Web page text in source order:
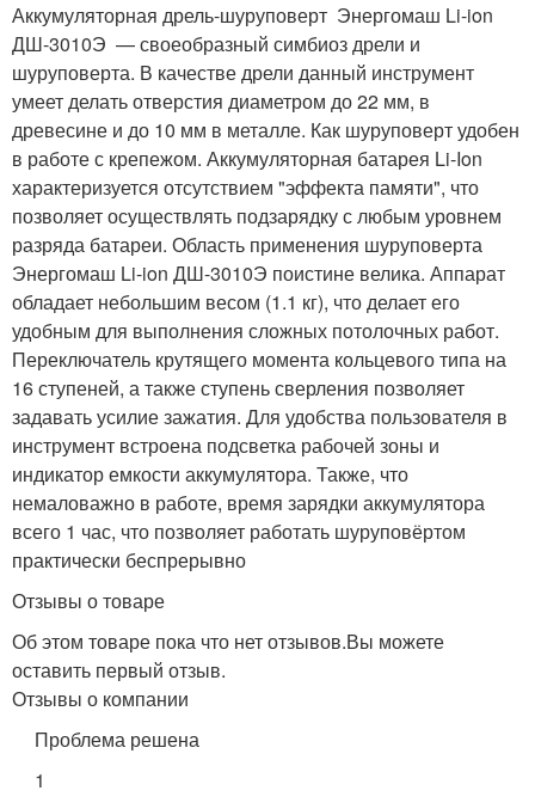
Аккумуляторная дрель-шуруповерт Энергомаш Li-ion
ДШ-3010Э — своеобразный симбиоз дрели и
шуруповерта. В качестве дрели данный инструмент
умеет делать отверстия диаметром до 22 мм, в
древесине и до 10 мм в металле. Как шуруповерт удобен
в работе с крепежом. Аккумуляторная батарея Li-Ion
характеризуется отсутствием "эффекта памяти", что
позволяет осуществлять подзарядку с любым уровнем
разряда батареи. Область применения шуруповерта
Энергомаш Li-ion ДШ-3010Э поистине велика. Аппарат
обладает небольшим весом (1.1 кг), что делает его
удобным для выполнения сложных потолочных работ.
Переключатель крутящего момента кольцевого типа на
16 ступеней, а также ступень сверления позволяет
задавать усилие зажатия. Для удобства пользователя в
инструмент встроена подсветка рабочей зоны и
индикатор емкости аккумулятора. Также, что
немаловажно в работе, время зарядки аккумулятора
всего 1 час, что позволяет работать шуруповёртом
практически беспрерывно
Отзывы о товаре
Об этом товаре пока что нет отзывов.Вы можете
оставить первый отзыв.
Отзывы о компании
Проблема решена
1